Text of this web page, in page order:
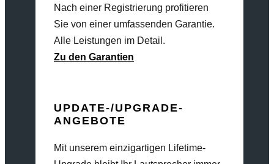
Nach einer Registrierung profitieren
Sie von einer umfassenden Garantie.
Alle Leistungen im Detail.
Zu den Garantien
UPDATE-/UPGRADE-
ANGEBOTE
Mit unserem einzigartigen Lifetime-